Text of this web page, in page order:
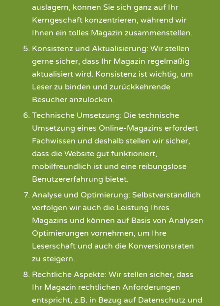
auslagern, können Sie sich ganz auf Ihr
Kerngeschäft konzentrieren, während wir
Ihnen ein tolles Magazin zusammenstellen.
Konsistenz und Aktualisierung: Wir stellen
gerne sicher, dass Ihr Magazin regelmäßig
aktualisiert wird. Konsistenz ist wichtig, um
Leser zu binden und zurückkehrende
Besucher anzulocken.
Technische Umsetzung: Die technische
Umsetzung eines Online-Magazins erfordert
Fachwissen und deshalb stellen wir sicher,
dass die Website gut funktioniert,
mobilfreundlich ist und eine reibungslose
Benutzererfahrung bietet.
Analyse und Optimierung: Selbstverständlich
verfolgen wir auch die Leistung Ihres
Magazins und können auf Basis von Analysen
Optimierungen vornehmen, um Ihre
Leserschaft und auch die Konversionsraten
zu steigern.
Rechtliche Aspekte: Wir stellen sicher, dass
Ihr Magazin rechtlichen Anforderungen
entspricht, z.B. in Bezug auf Datenschutz und